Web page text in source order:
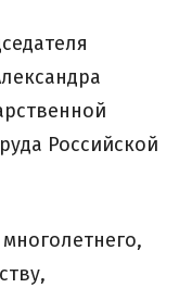
Российской